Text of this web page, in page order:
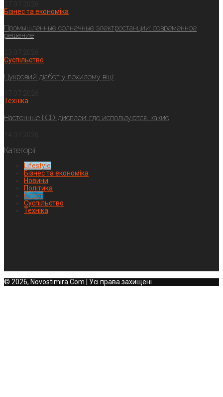
Бізнес та економіка
Промышленные солнечные электростанции: современное
решение
Суспільство
Цукровий діабет у похилому віці:
Техніка
Настенные LCD-дисплеи: где используются, какие
Категорії
Lifestyle
Бізнес та економіка
Новини
Політика
Спорт
Суспільство
Техніка
© 2026, Novostimira.Com | Усі права захищені